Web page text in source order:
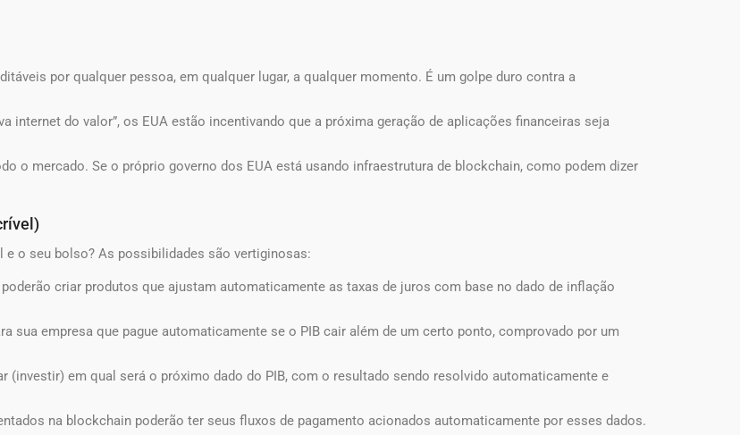
​​por qualquer pessoa, em qualquer lugar, a qualquer momento. É um golpe duro contra a
internet do valor”, os EUA estão incentivando que a próxima geração de aplicações financeiras seja
o mercado. Se o próprio governo dos EUA está usando infraestrutura de blockchain, como podem dizer
o seu bolso? As possibilidades são vertiginosas:
criar produtos que ajustam automaticamente as taxas de juros com base no dado de inflação
sua empresa que pague automaticamente se o PIB cair além de um certo ponto, comprovado por um
(investir) em qual será o próximo dado do PIB, com o resultado sendo resolvido automaticamente e
na blockchain poderão ter seus fluxos de pagamento acionados automaticamente por esses dados.